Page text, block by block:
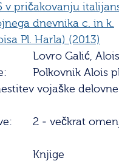
v pričakovanju
dnevnika c. in k.
Pl. Harla) (2013)
Lovro Galić,
Polkovnik Alois
vojaške
2 - večkrat
Knjige